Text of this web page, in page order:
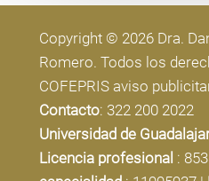
Copyright © 2026 Dra.
Romero. Todos los
COFEPRIS aviso
Contacto: 322 200 2022
Universidad de
Licencia profesional :